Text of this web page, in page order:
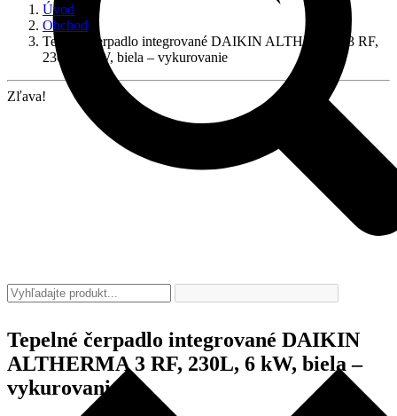
Úvod
Obchod
Tepelné čerpadlo integrované DAIKIN ALTHERMA 3 RF,
230L, 6 kW, biela – vykurovanie
Zľava!
Tepelné čerpadlo integrované DAIKIN
ALTHERMA 3 RF, 230L, 6 kW, biela –
vykurovanie